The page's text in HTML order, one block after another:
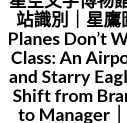
站識別｜星鷹
Planes Don’t
Class: An
and Starry
Shift from
to Manager